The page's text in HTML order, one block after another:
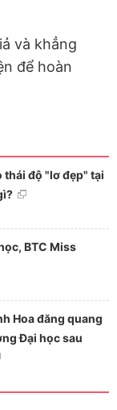
và khẳng
để hoàn
thái độ "lơ đẹp" tại
BTC Miss
Hoa đăng quang
Đại học sau